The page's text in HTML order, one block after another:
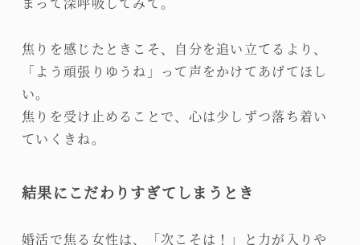
焦りを感じたときこそ、自分を追い立てるより、
「よう頑張りゆうね」って声をかけてあげてほし
い。
焦りを受け止めることで、心は少しずつ落ち着い
ていくきね。
結果にこだわりすぎてしまうとき
婚活で焦る女性は、「次こそは！」と力が入りや